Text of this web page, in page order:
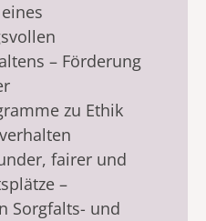
– Förderung
zu Ethik
fairer und
–
Sorgfalts- und